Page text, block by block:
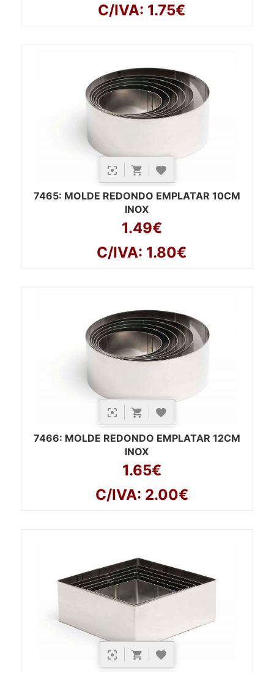
C/IVA: 1.75€
7465: MOLDE REDONDO EMPLATAR 10CM
INOX
1.49€
C/IVA: 1.80€
7466: MOLDE REDONDO EMPLATAR 12CM
INOX
1.65€
C/IVA: 2.00€